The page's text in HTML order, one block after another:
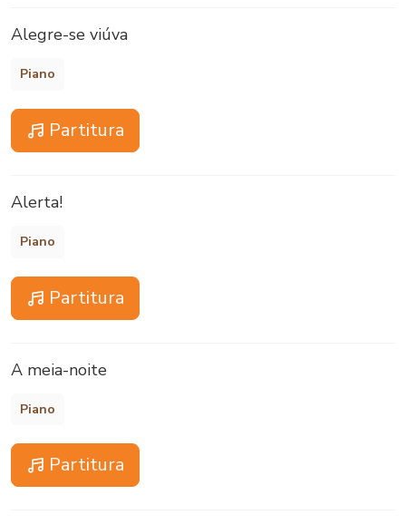
Alegre-se viúva
Piano
Partitura
Alerta!
Piano
Partitura
A meia-noite
Piano
Partitura